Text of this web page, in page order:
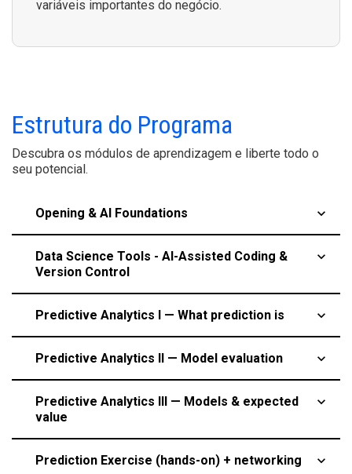
variáveis importantes do negócio.
Estrutura do Programa
Descubra os módulos de aprendizagem e liberte todo o
seu potencial.
keyboard_arrow_up
Opening & AI Foundations
keyboard_arrow_up
Data Science Tools - AI-Assisted Coding &
Version Control
keyboard_arrow_up
Predictive Analytics I — What prediction is
keyboard_arrow_up
Predictive Analytics II — Model evaluation
keyboard_arrow_up
Predictive Analytics III — Models & expected
value
keyboard_arrow_up
Prediction Exercise (hands-on) + networking